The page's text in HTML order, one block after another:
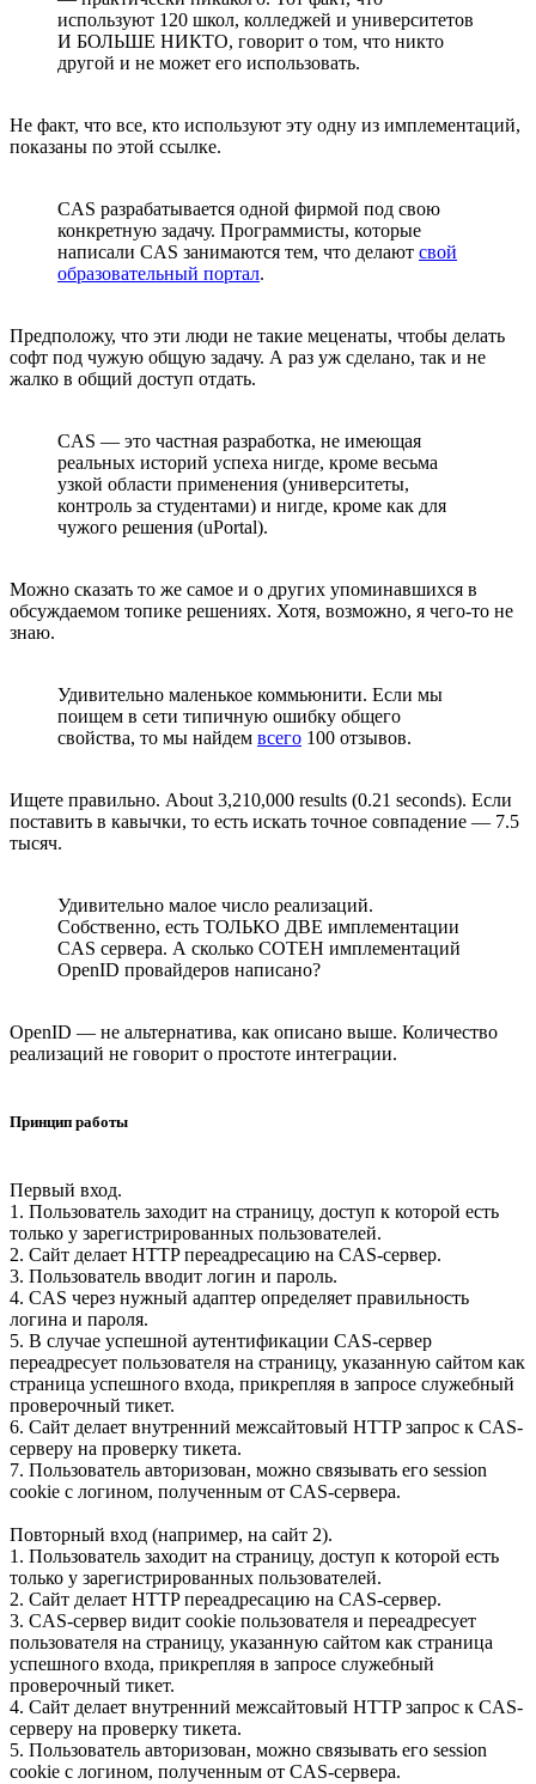
используют 120 школ, колледжей и университетов
И БОЛЬШЕ НИКТО, говорит о том, что никто
другой и не может его использовать.
Не факт, что все, кто используют эту одну из имплементаций,
показаны по этой ссылке.
CAS разрабатывается одной фирмой под свою
конкретную задачу. Программисты, которые
написали CAS занимаются тем, что делают свой
образовательный портал.
Предположу, что эти люди не такие меценаты, чтобы делать
софт под чужую общую задачу. А раз уж сделано, так и не
жалко в общий доступ отдать.
CAS — это частная разработка, не имеющая
реальных историй успеха нигде, кроме весьма
узкой области применения (университеты,
контроль за студентами) и нигде, кроме как для
чужого решения (uPortal).
Можно сказать то же самое и о других упоминавшихся в
обсуждаемом топике решениях. Хотя, возможно, я чего-то не
знаю.
Удивительно маленькое коммьюнити. Если мы
поищем в сети типичную ошибку общего
свойства, то мы найдем всего 100 отзывов.
Ищете правильно. About 3,210,000 results (0.21 seconds). Если
поставить в кавычки, то есть искать точное совпадение — 7.5
тысяч.
Удивительно малое число реализаций.
Собственно, есть ТОЛЬКО ДВЕ имплементации
CAS сервера. А сколько СОТЕН имплементаций
OpenID провайдеров написано?
OpenID — не альтернатива, как описано выше. Количество
реализаций не говорит о простоте интеграции.
Принцип работы
Первый вход.
1. Пользователь заходит на страницу, доступ к которой есть
только у зарегистрированных пользователей.
2. Сайт делает HTTP переадресацию на CAS-сервер.
3. Пользователь вводит логин и пароль.
4. CAS через нужный адаптер определяет правильность
логина и пароля.
5. В случае успешной аутентификации CAS-сервер
переадресует пользователя на страницу, указанную сайтом как
страница успешного входа, прикрепляя в запросе служебный
проверочный тикет.
6. Сайт делает внутренний межсайтовый HTTP запрос к CAS-
серверу на проверку тикета.
7. Пользователь авторизован, можно связывать его session
cookie с логином, полученным от CAS-сервера.
Повторный вход (например, на сайт 2).
1. Пользователь заходит на страницу, доступ к которой есть
только у зарегистрированных пользователей.
2. Сайт делает HTTP переадресацию на CAS-сервер.
3. CAS-сервер видит cookie пользователя и переадресует
пользователя на страницу, указанную сайтом как страница
успешного входа, прикрепляя в запросе служебный
проверочный тикет.
4. Сайт делает внутренний межсайтовый HTTP запрос к CAS-
серверу на проверку тикета.
5. Пользователь авторизован, можно связывать его session
cookie с логином, полученным от CAS-сервера.